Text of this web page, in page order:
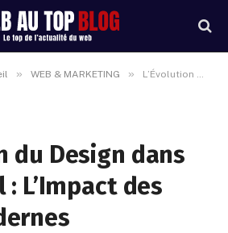
» WEB & MARKETING » L’Évolution du Design dans le Football : L’Impact des Logos Modernes
du Design dans
L’Impact des